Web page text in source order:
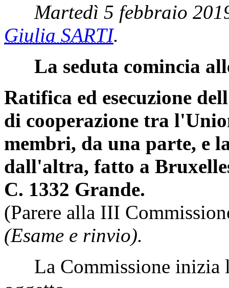
Martedì 5 febbraio
Giulia SARTI.
La seduta comincia
Ratifica ed esecuzione
di cooperazione tra
membri, da una parte, e
dall'altra, fatto a
C. 1332 Grande.
(Parere alla III
(Esame e rinvio).
La Commissione inizia